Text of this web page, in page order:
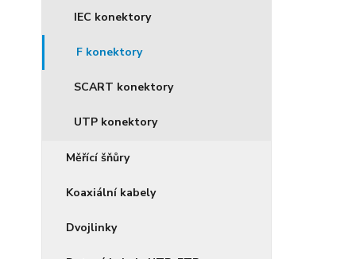
IEC konektory
F konektory
SCART konektory
UTP konektory
Měřící šňůry
Koaxiální kabely
Dvojlinky